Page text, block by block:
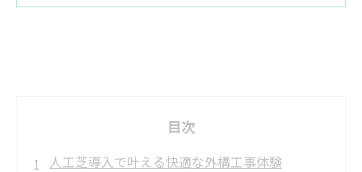
目次
人工芝導入で叶える快適な外構工事体験